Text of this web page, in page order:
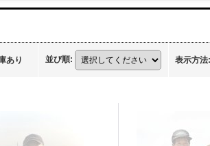
あり 並び順: 表示方法: